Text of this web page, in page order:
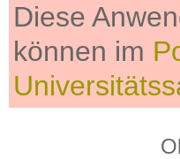
Diese
können im